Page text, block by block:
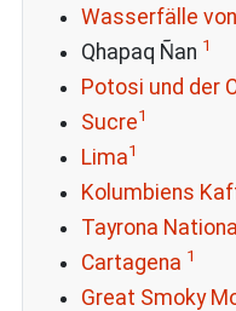
Wasserfälle
Qhapaq Ñan 1
Potosi und der
Sucre1
Lima1
Kolumbiens
Tayrona
Cartagena 1
Great Smoky